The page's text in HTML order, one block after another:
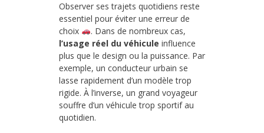
Observer ses trajets quotidiens reste
essentiel pour éviter une erreur de
choix
. Dans de nombreux cas,
l’usage réel du véhicule influence
plus que le design ou la puissance. Par
exemple, un conducteur urbain se
lasse rapidement d’un modèle trop
rigide. À l’inverse, un grand voyageur
souffre d’un véhicule trop sportif au
quotidien.